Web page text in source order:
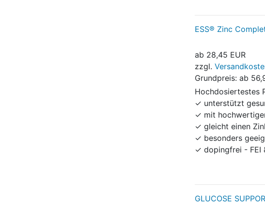
ESS® Zinc
ab 28,45 EUR
zzgl.
Grundpreis: ab
Hochdosiertestes
✓ unterstützt
✓ mit
✓ gleicht einen
✓ besonders
✓ dopingfrei - FEI
GLUCOSE